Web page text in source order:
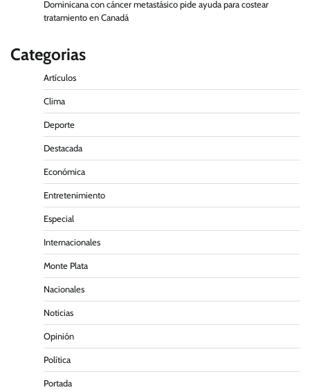
Dominicana con cáncer metastásico pide ayuda para costear
tratamiento en Canadá
Categorias
Artículos
Clima
Deporte
Destacada
Económica
Entretenimiento
Especial
Internacionales
Monte Plata
Nacionales
Noticias
Opinión
Política
Portada